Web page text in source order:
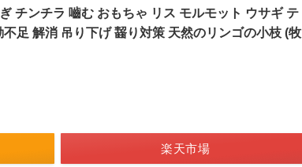
チンチラ 嚙む おもちゃ リス モルモット ウサギ テ
足 解消 吊り下げ 齧り対策 天然のリンゴの小枝 (牧
楽天市場